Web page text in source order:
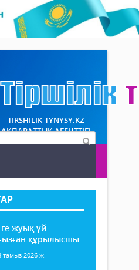
TIRSHILIK-TYNYSY.KZ
АҚПАРАТТЫҚ АГЕНТТІГІ
жуық үй
құрылысшы
тамыз 2026 ж.